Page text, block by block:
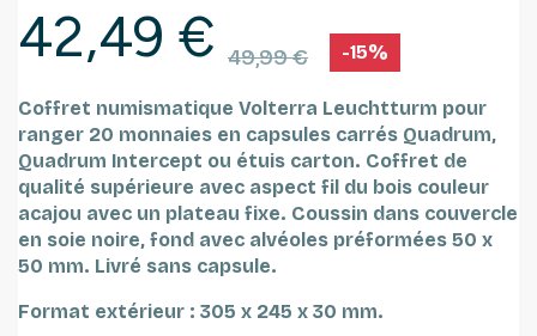
42,49 € 49,99 € -15%
Coffret numismatique Volterra Leuchtturm pour
ranger 20 monnaies en capsules carrés Quadrum,
Quadrum Intercept ou étuis carton. Coffret de
qualité supérieure avec aspect fil du bois couleur
acajou avec un plateau fixe. Coussin dans couvercle
en soie noire, fond avec alvéoles préformées 50 x
50 mm. Livré sans capsule.
Format extérieur : 305 x 245 x 30 mm.